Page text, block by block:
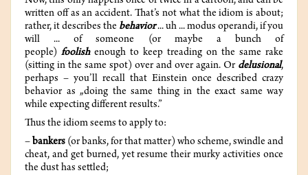
written off as an accident. That’s not what the idiom is about;
rather, it describes the behavior... uh ... modus operandi, if you
will ... of someone (or maybe a bunch of
people) foolishenough to keep treading on the same rake
(sitting in the same spot) over and over again. Or delusional,
perhaps – you’ll recall that Einstein once described crazy
behavior as „doing the same thing in the exact same way
while expecting different results.”
Thus the idiom seems to apply to:
– bankers (or banks, for that matter) who scheme, swindle and
cheat, and get burned, yet resume their murky activities once
the dust has settled;